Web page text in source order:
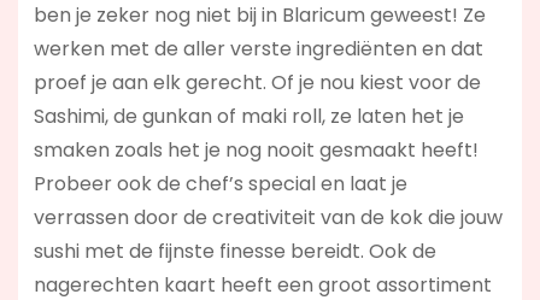
ben je zeker nog niet bij in Blaricum geweest! Ze
werken met de aller verste ingrediënten en dat
proef je aan elk gerecht. Of je nou kiest voor de
Sashimi, de gunkan of maki roll, ze laten het je
smaken zoals het je nog nooit gesmaakt heeft!
Probeer ook de chef’s special en laat je
verrassen door de creativiteit van de kok die jouw
sushi met de fijnste finesse bereidt. Ook de
nagerechten kaart heeft een groot assortiment